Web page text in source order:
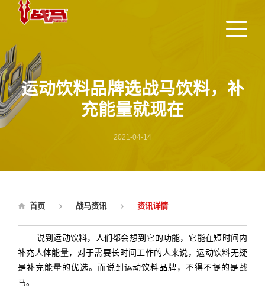
运动饮料品牌选战马饮料，补
充能量就现在
2021-04-14
首页 战马资讯 资讯详情
说到运动饮料，人们都会想到它的功能，它能在短时间内
补充人体能量，对于需要长时间工作的人来说，运动饮料无疑
是补充能量的优选。而说到运动饮料品牌，不得不提的是战
马。